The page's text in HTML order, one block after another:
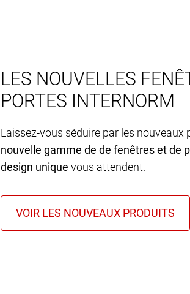
LES NOUVELLES
PORTES INTERNORM
Laissez-vous séduire par les nouveaux
nouvelle gamme de de fenêtres et de
design unique vous attendent.